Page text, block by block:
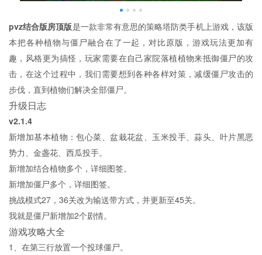
pvz结合版房顶版是一款非常有意思的策略塔防类手机上游戏，该版
本把各种植物与僵尸融合在了一起，对比原版，游戏玩法更加有
趣，风格更为搞怪，玩家需要在自己家院落植植物来抵御僵尸的攻
击，在这个过程中，我们需要想到各种各样对策，减缓僵尸攻击的
步伐，直到植物们解决全部僵尸。
升级日志
v2.1.4
新增加基本植物：包心菜、盆栽花盆、玉米投手、蒜头、叶片黑恶
势力、金盏花、西瓜投手。
新增加结合植物多个，详细图签。
新增加僵尸多个，详细图签。
挑战模式27，36关改为输送带方式，并更新至45关。
我就是僵尸新增加2个剧情。
游戏攻略大全
1、在第三行放置一个投球僵尸。